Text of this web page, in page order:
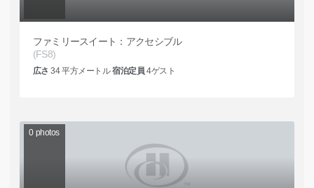
ファミリースイート：アクセシブル
(FS8)
広さ 34平方メートル宿泊定員 4ゲスト
0 photos